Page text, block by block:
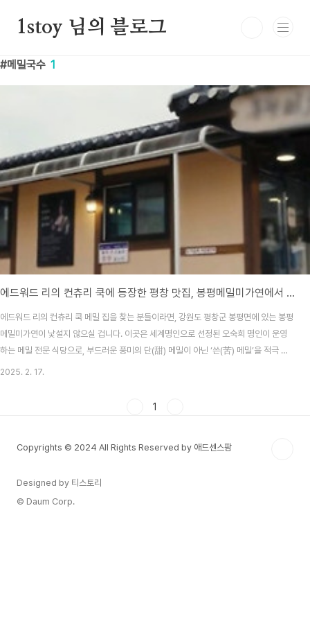
1stoy 님의 블로그
메밀국수 1
에드워드 리의 컨츄리 쿡에 등장한 평창 맛집, 봉평메밀미가연에서 만난 쓴 메밀의 비밀
에드워드 리의 컨츄리 쿡 메밀 집을 찾는 분들이라면, 강원도 평창군 봉평면에 있는 봉평
메밀미가연이 낯설지 않으실 겁니다. 이곳은 세계명인으로 선정된 오숙희 명인이 운영
하는 메밀 전문 식당으로, 부드러운 풍미의 단(甜) 메밀이 아닌 ‘쓴(苦) 메밀’을 적극 활
용한다는 점이 인상적입니다. 일반적으로 단 메밀이 맛과 접근성 때문에 널리 알려져 있
역에서도 ‘쓴 메밀’을 ..
2025. 2. 17.
1
Copyrights © 2024 All Rights Reserved by 애드센스팜
Designed by 티스토리
© Daum Corp.